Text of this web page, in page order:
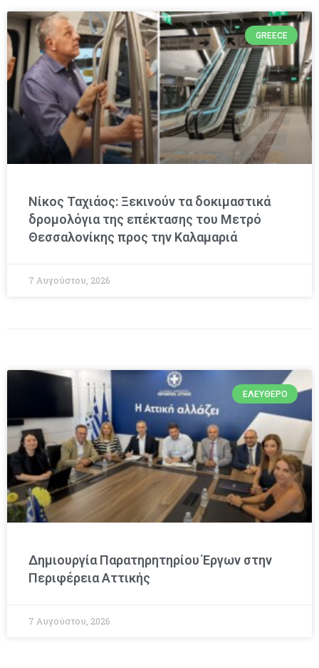
GREECE
Νίκος Ταχιάος: Ξεκινούν τα δοκιμαστικά
δρομολόγια της επέκτασης του Μετρό
Θεσσαλονίκης προς την Καλαμαριά
7 Αυγούστου, 2026
ΕΛΕΎΘΕΡΟ
Δημιουργία Παρατηρητηρίου Έργων στην
Περιφέρεια Αττικής
7 Αυγούστου, 2026